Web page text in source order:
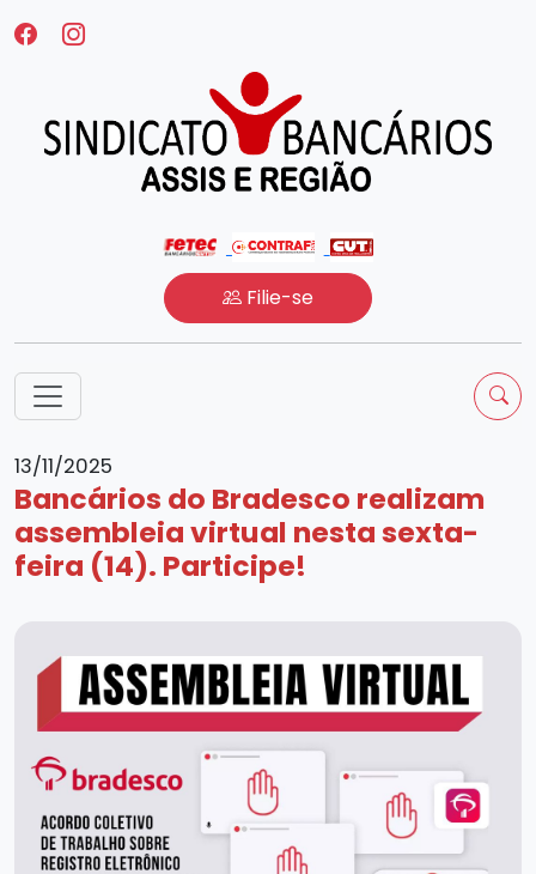
Filie-se
13/11/2025
Bancários do Bradesco realizam
assembleia virtual nesta sexta-
feira (14). Participe!